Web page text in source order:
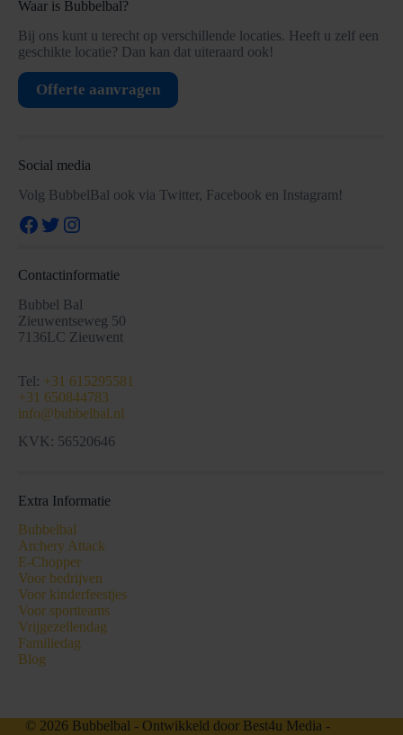
Waar is Bubbelbal?
Bij ons kunt u terecht op verschillende locaties. Heeft u zelf een
geschikte locatie? Dan kan dat uiteraard ook!
Offerte aanvragen
Social media
Volg BubbelBal ook via Twitter, Facebook en Instagram!
Facebook
Twitter
Instagram
Contactinformatie
Bubbel Bal
Zieuwentseweg 50
7136LC Zieuwent
Tel: +31 615295581
+31 650844783
info@bubbelbal.nl
KVK: 56520646
Extra Informatie
Bubbelbal
Archery Attack
E-Chopper
Voor bedrijven
Voor kinderfeestjes
Voor sportteams
Vrijgezellendag
Familiedag
Blog
© 2026 Bubbelbal - Ontwikkeld door Best4u Media -